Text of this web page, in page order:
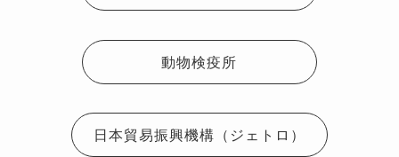
動物検疫所
日本貿易振興機構（ジェトロ）